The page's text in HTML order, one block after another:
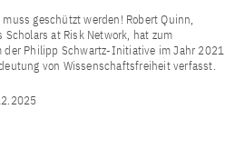
geschützt werden! Robert Quinn,
Scholars at Risk Network, hat zum
Philipp Schwartz-Initiative im Jahr 2021
von Wissenschaftsfreiheit verfasst.